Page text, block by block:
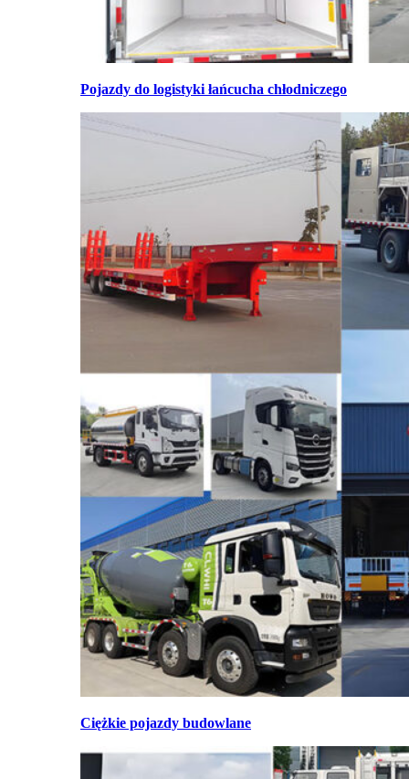
Pojazdy do logistyki łańcucha chłodniczego
Ciężkie pojazdy budowlane